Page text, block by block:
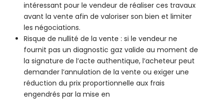
intéressant pour le vendeur de réaliser ces travaux
avant la vente afin de valoriser son bien et limiter
les négociations.
Risque de nullité de la vente : si le vendeur ne
fournit pas un diagnostic gaz valide au moment de
la signature de l’acte authentique, l’acheteur peut
demander l’annulation de la vente ou exiger une
réduction du prix proportionnelle aux frais
engendrés par la mise en